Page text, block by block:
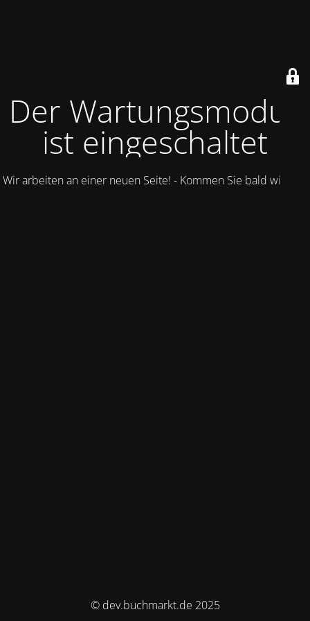
Der Wartungsmodus
ist eingeschaltet
Wir arbeiten an einer neuen Seite! - Kommen Sie bald wieder.
© dev.buchmarkt.de 2025